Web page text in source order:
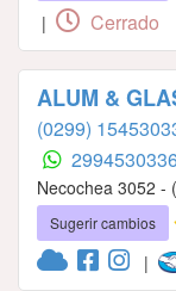
| Cerrado
ALUM &
(0299)
Necochea 3052 -
Sugerir cambios
|